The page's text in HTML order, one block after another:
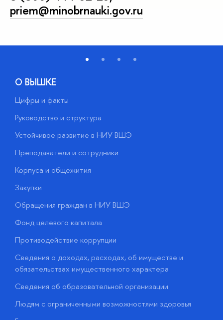
priem@minobrnauki.gov.ru
О ВЫШКЕ
Цифры и факты
Руководство и структура
Устойчивое развитие в НИУ ВШЭ
Преподаватели и сотрудники
Корпуса и общежития
Закупки
Обращения граждан в НИУ ВШЭ
Фонд целевого капитала
Противодействие коррупции
Сведения о доходах, расходах, об имуществе и
обязательствах имущественного характера
Сведения об образовательной организации
Людям с ограниченными возможностями здоровья